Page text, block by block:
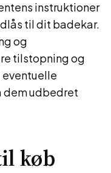
instruktioner
til dit badekar.
og
tilstopning og
eventuelle
dem udbedret
køb